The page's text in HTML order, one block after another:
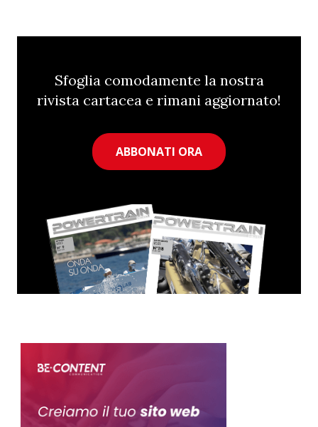
Sfoglia comodamente la nostra
rivista cartacea e rimani aggiornato!
ABBONATI ORA